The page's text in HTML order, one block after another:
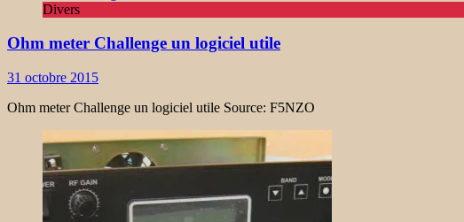
Divers
Ohm meter Challenge un logiciel utile
31 octobre 2015
Ohm meter Challenge un logiciel utile Source: F5NZO